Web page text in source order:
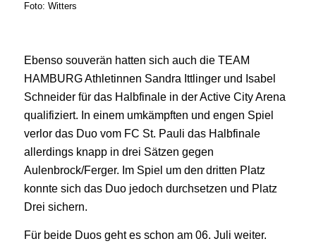
Foto: Witters
Ebenso souverän hatten sich auch die TEAM
HAMBURG Athletinnen Sandra Ittlinger und Isabel
Schneider für das Halbfinale in der Active City Arena
qualifiziert. In einem umkämpften und engen Spiel
verlor das Duo vom FC St. Pauli das Halbfinale
allerdings knapp in drei Sätzen gegen
Aulenbrock/Ferger. Im Spiel um den dritten Platz
konnte sich das Duo jedoch durchsetzen und Platz
Drei sichern.
Für beide Duos geht es schon am 06. Juli weiter.